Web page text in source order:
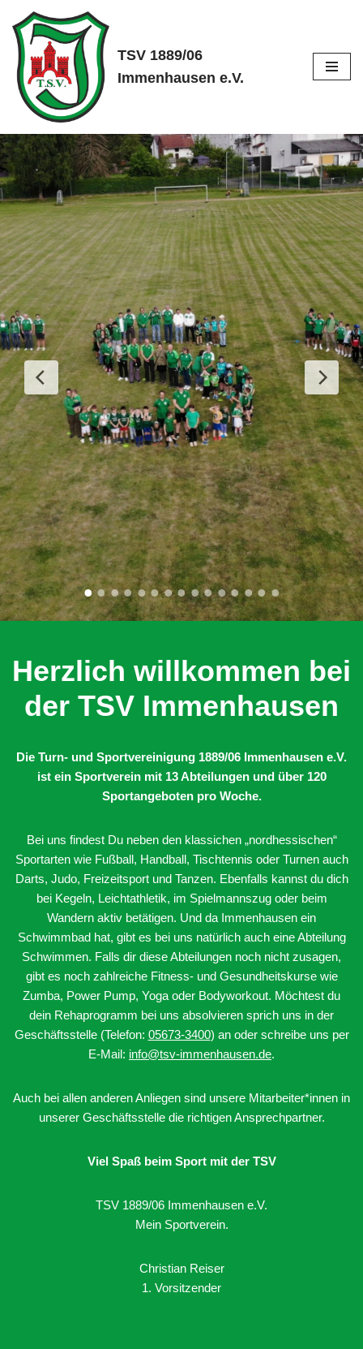
Zum
Inhalt
springen
TSV 1889/06
Immenhausen e.V.
Herzlich willkommen bei
der TSV Immenhausen
Die Turn- und Sportvereinigung 1889/06 Immenhausen e.V.
ist ein Sportverein mit 13 Abteilungen und über 120
Sportangeboten pro Woche.
Bei uns findest Du neben den klassichen „nordhessischen“
Sportarten wie Fußball, Handball, Tischtennis oder Turnen auch
Darts, Judo, Freizeitsport und Tanzen. Ebenfalls kannst du dich
bei Kegeln, Leichtathletik, im Spielmannszug oder beim
Wandern aktiv betätigen. Und da Immenhausen ein
Schwimmbad hat, gibt es bei uns natürlich auch eine Abteilung
Schwimmen. Falls dir diese Abteilungen noch nicht zusagen,
gibt es noch zahlreiche Fitness- und Gesundheitskurse wie
Zumba, Power Pump, Yoga oder Bodyworkout. Möchtest du
dein Rehaprogramm bei uns absolvieren sprich uns in der
Geschäftsstelle (Telefon: 05673-3400) an oder schreibe uns per
E-Mail: info@tsv-immenhausen.de.
Auch bei allen anderen Anliegen sind unsere Mitarbeiter*innen in
unserer Geschäftsstelle die richtigen Ansprechpartner.
Viel Spaß beim Sport mit der TSV
TSV 1889/06 Immenhausen e.V.
Mein Sportverein.
Christian Reiser
1. Vorsitzender